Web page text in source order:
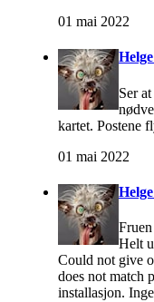
01 mai 2022
Ser
kartet. Postene
01 mai 2022
Helt
Could not give
does not match
installasjon.